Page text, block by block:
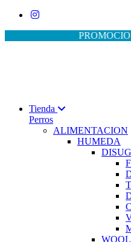
PROMOCION
Tienda
Perros
ALIMENTACION
HUMEDA